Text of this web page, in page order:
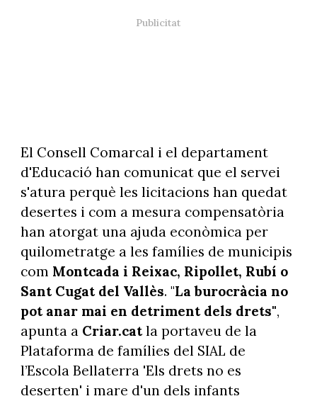
El Consell Comarcal i el departament
d'Educació han comunicat que el servei
s'atura perquè les licitacions han quedat
desertes i com a mesura compensatòria
han atorgat una ajuda econòmica per
quilometratge a les famílies de municipis
com Montcada i Reixac, Ripollet, Rubí o
Sant Cugat del Vallès. "La burocràcia no
pot anar mai en detriment dels drets",
apunta a Criar.catla portaveu de la
Plataforma de famílies del SIAL de
l’Escola Bellaterra 'Els drets no es
deserten' i mare d'un dels infants